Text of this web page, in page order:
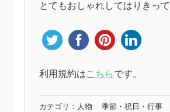
とてもおしゃれしてはりきって
利用規約はこちらです。
カテゴリ： 人物
季節・祝日・行事